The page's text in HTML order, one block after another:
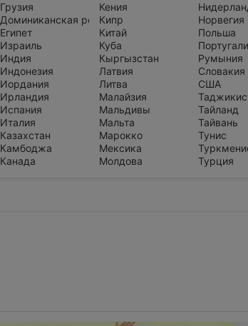
Грузия
Доминиканская республика
Египет
Израиль
Индия
Индонезия
Иордания
Ирландия
Испания
Италия
Казахстан
Камбоджа
Канада
Кения
Кипр
Китай
Куба
Кыргызстан
Латвия
Литва
Малайзия
Мальдивы
Мальта
Марокко
Мексика
Молдова
Норвегия
Польша
Румыния
Словакия
США
Тайланд
Тайвань
Тунис
Турция